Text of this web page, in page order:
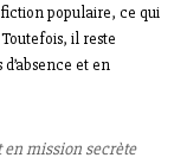
populaire, ce qui
il reste
et en
mission secrète